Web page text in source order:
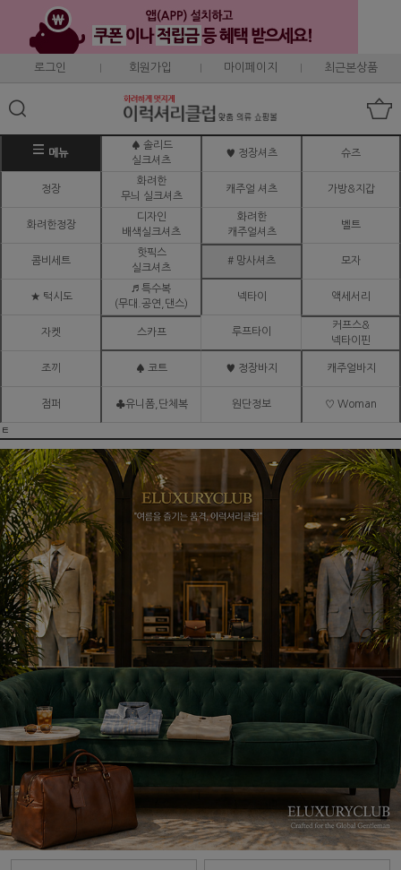
로그인 회원가입 마이페이지 최근본상품
메뉴
♠ 솔리드
실크셔츠
♥ 정장셔츠 슈즈
정장
화려한
무늬 실크셔츠
캐주얼 셔츠 가방&지갑
화려한정장
디자인
배색실크셔츠
화려한
캐주얼셔츠
벨트
콤비세트
핫픽스
실크셔츠
# 망사셔츠 모자
★ 턱시도
♬ 특수복
(무대.공연,댄스)
넥타이 액세서리
자켓 스카프 루프타이
커프스&
넥타이핀
조끼 ♠ 코트 ♥ 정장바지 캐주얼바지
점퍼 ♣유니폼,단체복 원단정보 ♡ Woman
ㅌ